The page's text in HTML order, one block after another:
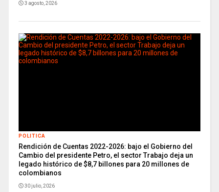
3 agosto, 2026
POLITICA
Rendición de Cuentas 2022-2026: bajo el Gobierno del
Cambio del presidente Petro, el sector Trabajo deja un
legado histórico de $8,7 billones para 20 millones de
colombianos
30 julio, 2026